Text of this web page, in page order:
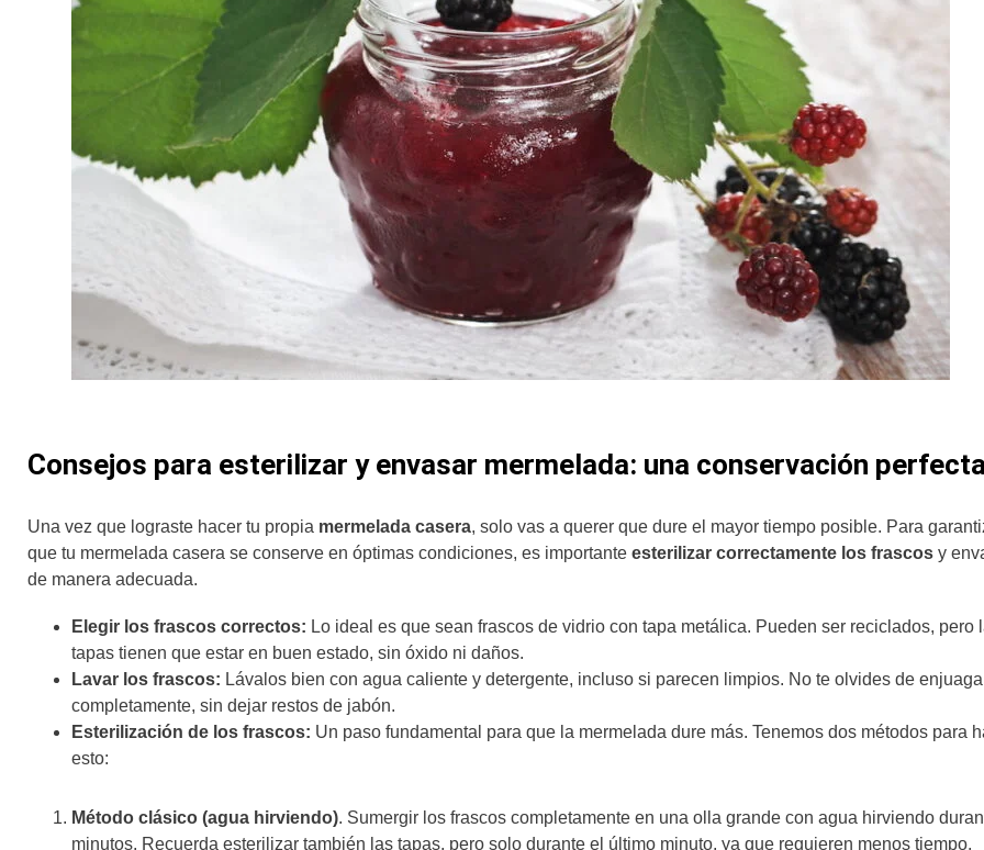
Consejos para esterilizar y envasar mermelada: una conservación
Una vez que lograste hacer tu propia mermelada casera, solo vas a querer que dure el mayor tiempo posible. Para
que tu mermelada casera se conserve en óptimas condiciones, es importante esterilizar correctamente los frascos y
de manera adecuada.
Elegir los frascos correctos: Lo ideal es que sean frascos de vidrio con tapa metálica. Pueden ser reciclados, pero
tapas tienen que estar en buen estado, sin óxido ni daños.
Lavar los frascos: Lávalos bien con agua caliente y detergente, incluso si parecen limpios. No te olvides de
completamente, sin dejar restos de jabón.
Esterilización de los frascos: Un paso fundamental para que la mermelada dure más. Tenemos dos métodos para
esto:
Método clásico (agua hirviendo). Sumergir los frascos completamente en una olla grande con agua hirviendo
minutos. Recuerda esterilizar también las tapas, pero solo durante el último minuto, ya que requieren menos tiempo.